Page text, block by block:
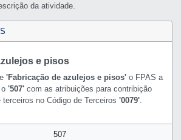
da atividade.
e pisos
'Fabricação de azulejos e pisos'o FPAS a
'507'com as atribuições para contribição
no Código de Terceiros '0079'.
507